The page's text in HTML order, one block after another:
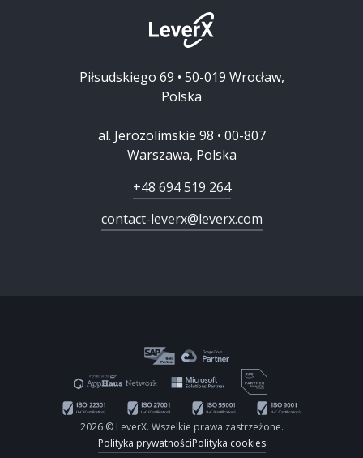
Piłsudskiego 69 • 50-019 Wrocław,
Polska
al. Jerozolimskie 98 • 00-807
Warszawa, Polska
+48 694 519 264
contact-leverx@leverx.com
2026 © LeverX. Wszelkie prawa zastrzeżone.
Polityka prywatnościPolityka cookies